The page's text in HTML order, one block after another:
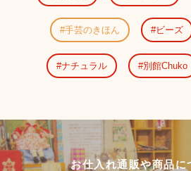
手芸のきほん ビーズ
ナチュラル 別館Chuko
お仕入れ通販や商品に